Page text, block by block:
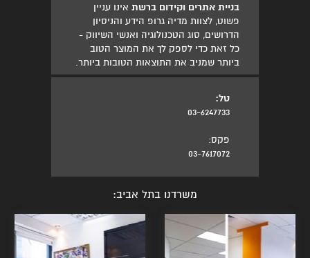
בניית אתרים וקידום ברשתאינו עניין
פשוט, לצוות מדיה גרופ הידע והניסיון
הדרושים, סוג הטכנולוגיה ואנשי השיווק -
כל זאת כדי לספק לך את המוצר הטוב
ביותר שמניב את התוצאות הטובות ביותר.
טל:
03-6247733
פקס:
03-7617072
משרדנו בתל אביב: